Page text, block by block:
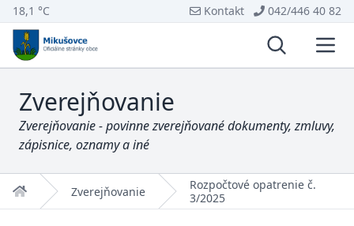
18,1 °C Kontakt 042/446 40 82
Vyhľadávanie
Zverejňovanie
Zverejňovanie - povinne zverejňované dokumenty, zmluvy,
zápisnice, oznamy a iné
Domov Zverejňovanie
Rozpočtové opatrenie č.
3/2025